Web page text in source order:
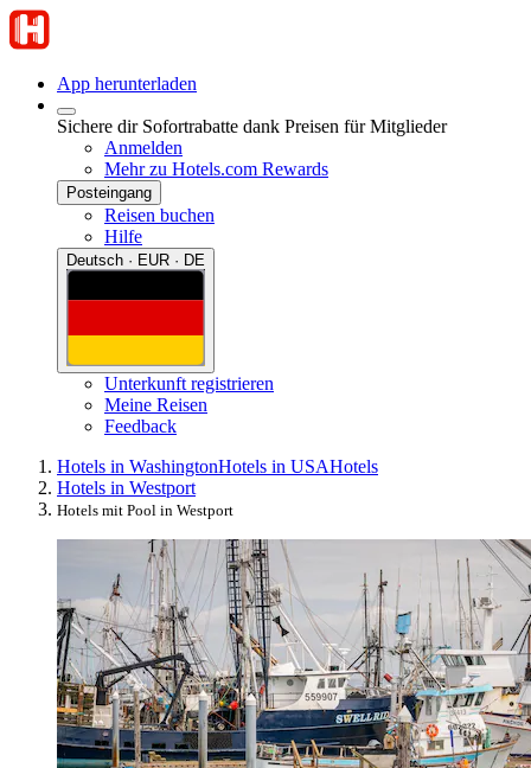
App herunterladen
Sichere dir Sofortrabatte dank Preisen für Mitglieder
Anmelden
Mehr zu Hotels.com Rewards
Posteingang
Reisen buchen
Hilfe
Deutsch · EUR · DE
Unterkunft registrieren
Meine Reisen
Feedback
Hotels in WashingtonHotels in USAHotels
Hotels in Westport
Hotels mit Pool in Westport